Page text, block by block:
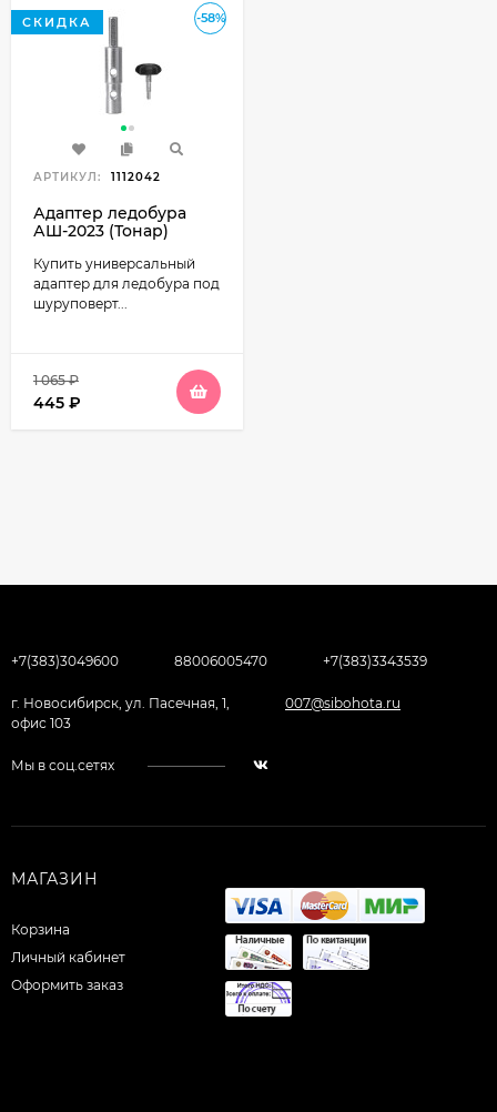
-58%
СКИДКА
АРТИКУЛ: 1112042
Адаптер ледобура
АШ-2023 (Тонар)
Купить универсальный
адаптер для ледобура под
шуруповерт...
1 065₽
445 ₽
+7(383)3049600 88006005470 +7(383)3343539
г. Новосибирск, ул. Пасечная, 1,
офис 103
007@sibohota.ru
Мы в соц.сетях
МАГАЗИН
Корзина
Личный кабинет
Оформить заказ